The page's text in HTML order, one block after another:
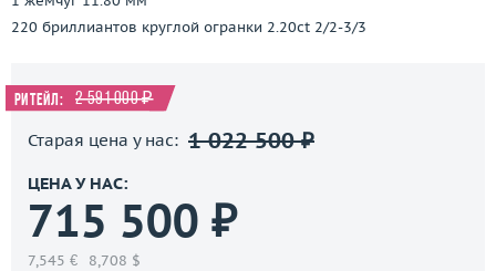
220 бриллиантов круглой огранки 2.20ct 2/2-3/3
Ритейл: 2 591 000 ₽
Старая цена у нас: 1 022 500 ₽
ЦЕНА У НАС:
715 500 ₽
7,545 € 8,708 $